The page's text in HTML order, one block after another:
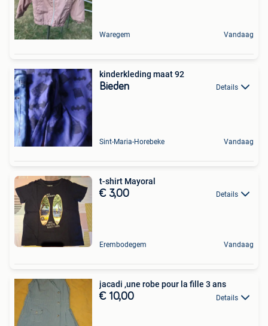
Waregem Vandaag
kinderkleding maat 92
Bieden Details
Sint-Maria-Horebeke Vandaag
t-shirt Mayoral
€ 3,00 Details
Erembodegem Vandaag
jacadi ,une robe pour la fille 3 ans
€ 10,00 Details